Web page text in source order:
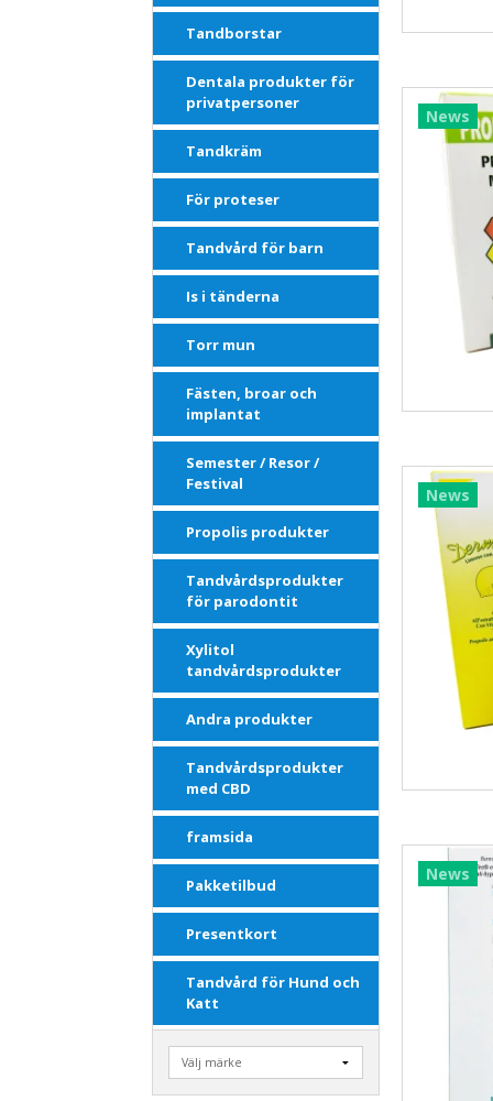
Tandborstar
Dentala produkter för
privatpersoner
Tandkräm
För proteser
Tandvård för barn
Is i tänderna
Torr mun
Fästen, broar och
implantat
Semester / Resor /
Festival
Propolis produkter
Tandvårdsprodukter
för parodontit
Xylitol
tandvårdsprodukter
Andra produkter
Tandvårdsprodukter
med CBD
framsida
Pakketilbud
Presentkort
Tandvård för Hund och
Katt
News
News
News